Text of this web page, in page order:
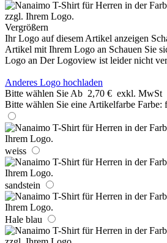
Vergrößern
Ihr Logo auf diesem Artikel anzeigen
Artikel mit Ihrem Logo an Schauen Sie
Logo an Der Logoview ist leider nicht
Anderes Logo hochladen
Bitte wählen Sie Ab 2,70 € exkl. MwSt
Bitte wählen Sie eine Artikelfarbe Farbe:
weiss
sandstein
Hale blau